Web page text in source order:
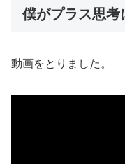
僕がプラス思考
動画をとりました。